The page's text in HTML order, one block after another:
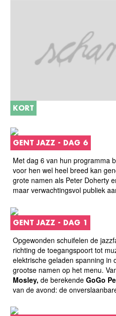
KORT
GENT JAZZ - DAG 6
Met dag 6 van hun programma
voor hen wel heel breed kan
grote namen als Peter Doherty
maar verwachtingsvol publiek
GENT JAZZ - DAG 1
Opgewonden schuifelen de
richting de toegangspoort tot
elektrische geladen spanning in
grootse namen op het menu.
Mosley, de berekende GoGo
van de avond: de